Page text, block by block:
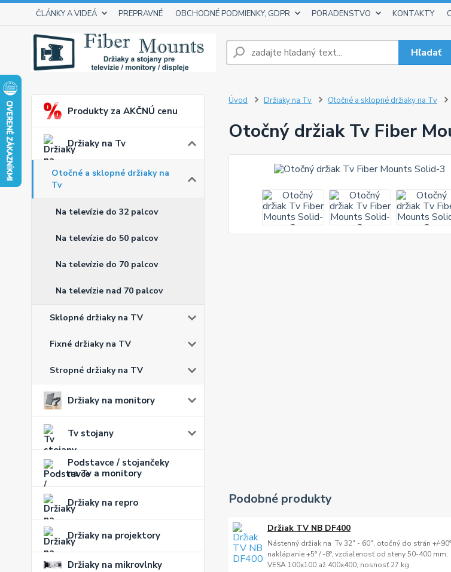
ČLÁNKY A VIDEÁ PREPRAVNÉ OBCHODNÉ PODMIENKY, GDPR PORADENSTVO KONTAKTY
Hľadať
Produkty za AKČNÚ cenu
Držiaky na Tv
Otočné a sklopné držiaky na
Tv
Na televízie do 32 palcov
Na televízie do 50 palcov
Na televízie do 70 palcov
Na televízie nad 70 palcov
Sklopné držiaky na TV
Fixné držiaky na TV
Stropné držiaky na TV
Držiaky na monitory
Tv stojany
Podstavce / stojančeky
na Tv a monitory
Držiaky na repro
Držiaky na projektory
Držiaky na mikrovlnky
Úvod Držiaky na Tv Otočné a sklopné držiaky na Tv
Otočný držiak Tv Fiber
Podobné produkty
Držiak TV NB DF400
Nástenný držiak na Tv 32" - 60", otočný do strán +/-
naklápanie +5° / -8°, vzdialenosť od steny 50-400 mm,
VESA 100x100 až 400x400, nosnosť 27 kg